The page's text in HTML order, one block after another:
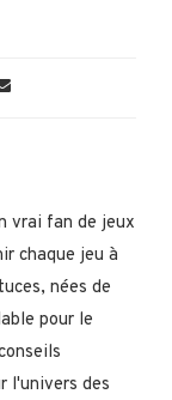
vrai fan de jeux
chaque jeu à
nées de
pour le
l'univers des